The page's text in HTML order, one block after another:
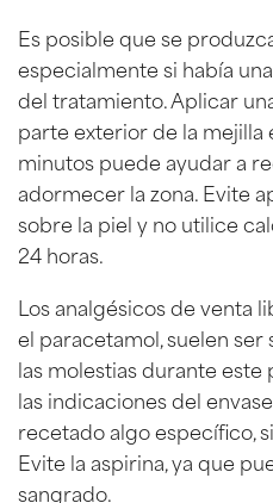
Es posible que se
especialmente si había
del tratamiento. Aplicar
parte exterior de la mejilla
minutos puede ayudar a
adormecer la zona. Evite
sobre la piel y no utilice
24 horas.
Los analgésicos de venta
el paracetamol, suelen
las molestias durante este
las indicaciones del
recetado algo específico,
Evite la aspirina, ya que
sangrado.